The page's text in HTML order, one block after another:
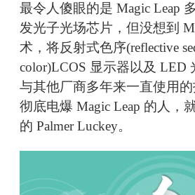
最令人傻眼的是 Magic Leap
发光子光场芯片，但没想到
术，将反射式色序(reflective
color)LCOS 显示器以及 LED
与其他厂商多年来一直使用
彻底电爆 Magic Leap 的人，
的 Palmer Luckey。